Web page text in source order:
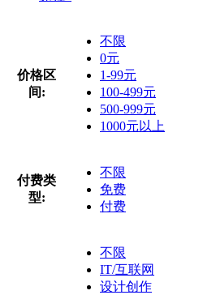
价格区
间:
不限
0元
1-99元
100-499元
500-999元
1000元以上
付费类
型:
不限
免费
付费
不限
IT/互联网
设计创作